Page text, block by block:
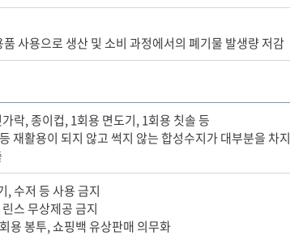
사용으로 생산 및 소비 과정에서의 폐기물 발생량 저감
락, 종이컵, 1회용 면도기, 1회용 칫솔 등
재활용이 되지 않고 썩지 않는 합성수지가 대부분을 차
, 수저 등 사용 금지
스 무상제공 금지
용 봉투, 쇼핑백 유상판매 의무화